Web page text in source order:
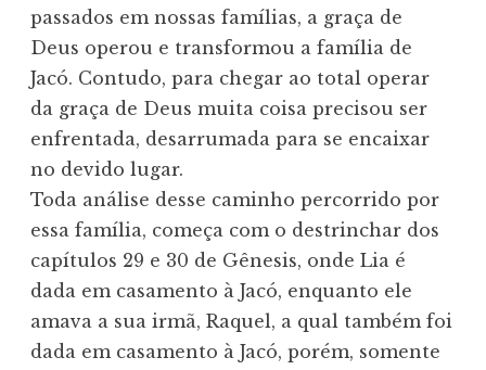
passados em nossas famílias, a graça de
Deus operou e transformou a família de
Jacó. Contudo, para chegar ao total operar
da graça de Deus muita coisa precisou ser
enfrentada, desarrumada para se encaixar
no devido lugar.
Toda análise desse caminho percorrido por
essa família, começa com o destrinchar dos
capítulos 29 e 30 de Gênesis, onde Lia é
dada em casamento à Jacó, enquanto ele
amava a sua irmã, Raquel, a qual também foi
dada em casamento à Jacó, porém, somente